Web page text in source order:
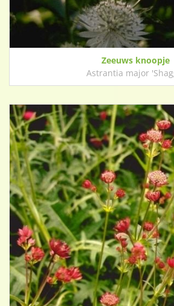
Zeeuws knoopje
Astrantia major